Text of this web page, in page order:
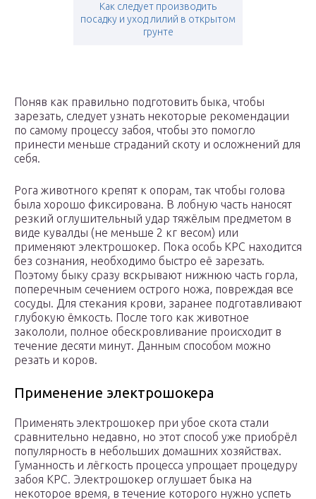
Как следует производить
посадку и уход лилий в открытом
грунте
Поняв как правильно подготовить быка, чтобы
зарезать, следует узнать некоторые рекомендации
по самому процессу забоя, чтобы это помогло
принести меньше страданий скоту и осложнений для
себя.
Рога животного крепят к опорам, так чтобы голова
была хорошо фиксирована. В лобную часть наносят
резкий оглушительный удар тяжёлым предметом в
виде кувалды (не меньше 2 кг весом) или
применяют электрошокер. Пока особь КРС находится
без сознания, необходимо быстро её зарезать.
Поэтому быку сразу вскрывают нижнюю часть горла,
поперечным сечением острого ножа, повреждая все
сосуды. Для стекания крови, заранее подготавливают
глубокую ёмкость. После того как животное
закололи, полное обескровливание происходит в
течение десяти минут. Данным способом можно
резать и коров.
Применение электрошокера
Применять электрошокер при убое скота стали
сравнительно недавно, но этот способ уже приобрёл
популярность в небольших домашних хозяйствах.
Гуманность и лёгкость процесса упрощает процедуру
забоя КРС. Электрошокер оглушает быка на
некоторое время, в течение которого нужно успеть